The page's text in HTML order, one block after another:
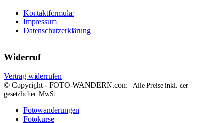
Kontaktformular
Impressum
Datenschutzerklärung
Widerruf
Vertrag widerrufen
© Copyright - FOTO-WANDERN.com | Alle Preise inkl. der
gesetzlichen MwSt.
Fotowanderungen
Fotokurse